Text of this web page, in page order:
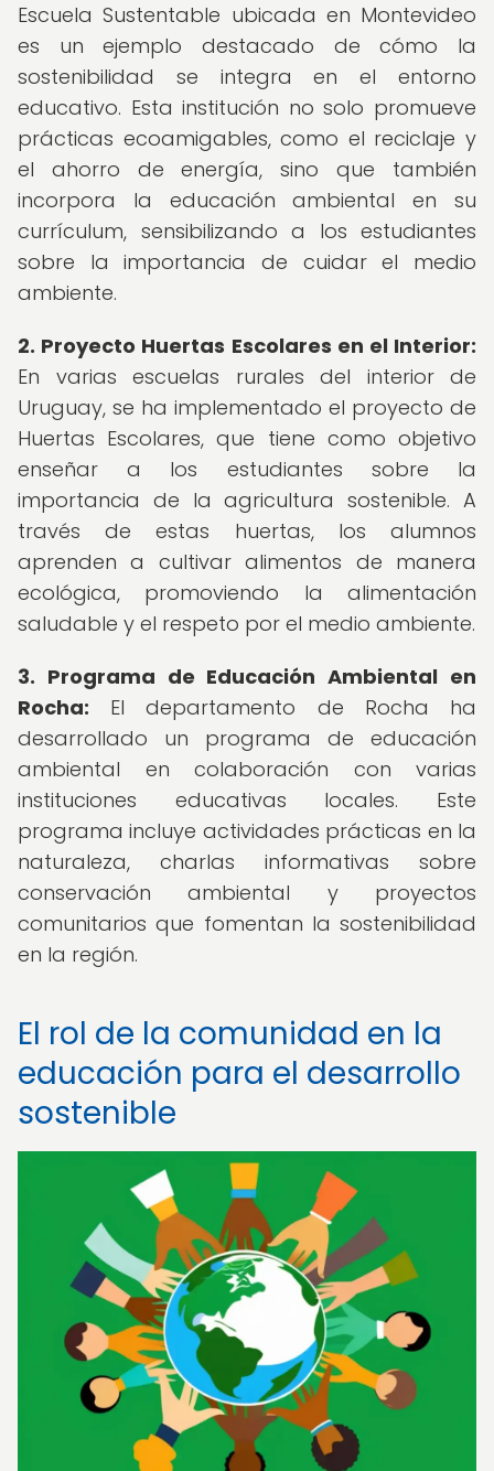
Escuela Sustentable ubicada en Montevideo
es un ejemplo destacado de cómo la
sostenibilidad se integra en el entorno
educativo. Esta institución no solo promueve
prácticas ecoamigables, como el reciclaje y
el ahorro de energía, sino que también
incorpora la educación ambiental en su
currículum, sensibilizando a los estudiantes
sobre la importancia de cuidar el medio
ambiente.
2. Proyecto Huertas Escolares en el Interior:
En varias escuelas rurales del interior de
Uruguay, se ha implementado el proyecto de
Huertas Escolares, que tiene como objetivo
enseñar a los estudiantes sobre la
importancia de la agricultura sostenible. A
través de estas huertas, los alumnos
aprenden a cultivar alimentos de manera
ecológica, promoviendo la alimentación
saludable y el respeto por el medio ambiente.
3. Programa de Educación Ambiental en
Rocha: El departamento de Rocha ha
desarrollado un programa de educación
ambiental en colaboración con varias
instituciones educativas locales. Este
programa incluye actividades prácticas en la
naturaleza, charlas informativas sobre
conservación ambiental y proyectos
comunitarios que fomentan la sostenibilidad
en la región.
El rol de la comunidad en la
educación para el desarrollo
sostenible